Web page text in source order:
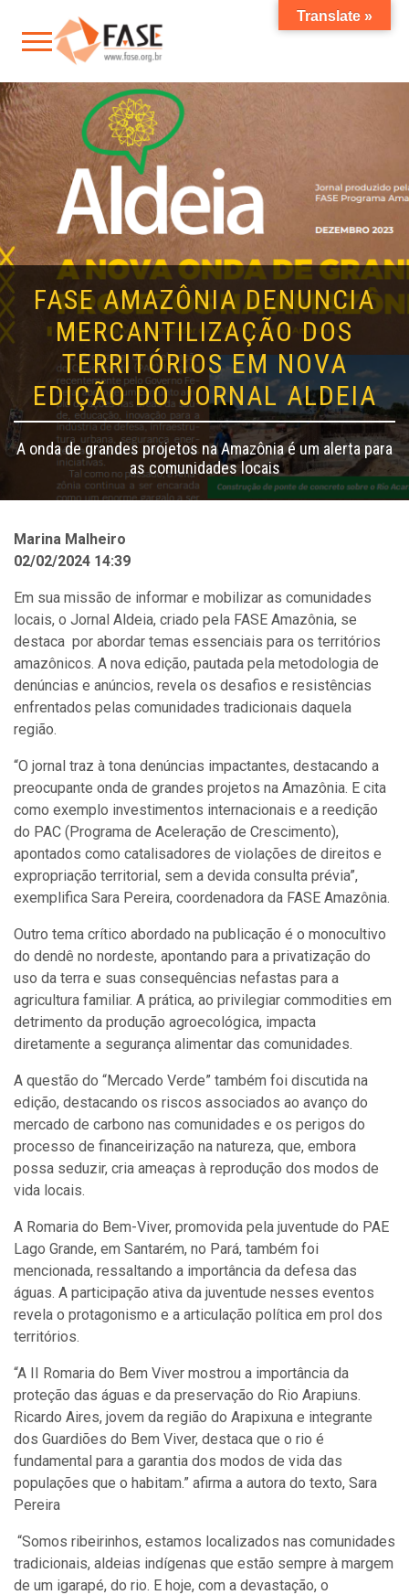
FASE AMAZÔNIA DENUNCIA
MERCANTILIZAÇÃO DOS
TERRITÓRIOS EM NOVA
EDIÇÃO DO JORNAL ALDEIA
A onda de grandes projetos na Amazônia é um alerta para
as comunidades locais
Marina Malheiro
02/02/2024 14:39
Em sua missão de informar e mobilizar as comunidades
locais, o Jornal Aldeia, criado pela FASE Amazônia, se
destaca por abordar temas essenciais para os territórios
amazônicos. A nova edição, pautada pela metodologia de
denúncias e anúncios, revela os desafios e resistências
enfrentados pelas comunidades tradicionais daquela
região.
“O jornal traz à tona denúncias impactantes, destacando a
preocupante onda de grandes projetos na Amazônia. E cita
como exemplo investimentos internacionais e a reedição
do PAC (Programa de Aceleração de Crescimento),
apontados como catalisadores de violações de direitos e
expropriação territorial, sem a devida consulta prévia”,
exemplifica Sara Pereira, coordenadora da FASE Amazônia.
Outro tema crítico abordado na publicação é o monocultivo
do dendê no nordeste, apontando para a privatização do
uso da terra e suas consequências nefastas para a
agricultura familiar. A prática, ao privilegiar commodities em
detrimento da produção agroecológica, impacta
diretamente a segurança alimentar das comunidades.
A questão do “Mercado Verde” também foi discutida na
edição, destacando os riscos associados ao avanço do
mercado de carbono nas comunidades e os perigos do
processo de financeirização na natureza, que, embora
possa seduzir, cria ameaças à reprodução dos modos de
vida locais.
A Romaria do Bem-Viver, promovida pela juventude do PAE
Lago Grande, em Santarém, no Pará, também foi
mencionada, ressaltando a importância da defesa das
águas. A participação ativa da juventude nesses eventos
revela o protagonismo e a articulação política em prol dos
territórios.
“A II Romaria do Bem Viver mostrou a importância da
proteção das águas e da preservação do Rio Arapiuns.
Ricardo Aires, jovem da região do Arapixuna e integrante
dos Guardiões do Bem Viver, destaca que o rio é
fundamental para a garantia dos modos de vida das
populações que o habitam.” afirma a autora do texto, Sara
Pereira
“Somos ribeirinhos, estamos localizados nas comunidades
tradicionais, aldeias indígenas que estão sempre à margem
de um igarapé, do rio. E hoje, com a devastação, o
Translate »